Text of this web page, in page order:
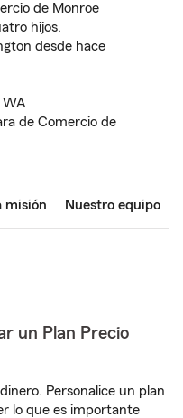
de Monroe
hijos.
desde hace
WA
de Comercio de
misión Nuestro equipo
un Plan Precio
Personalice un plan
lo que es importante